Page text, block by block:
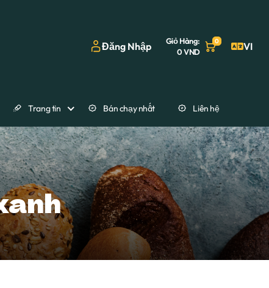
Đăng Nhập
Giỏ Hàng:
0VND
0 VI
Trang tin Bán chạy nhất Liên hệ